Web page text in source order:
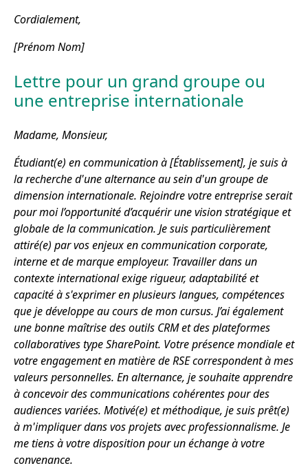
Cordialement,
[Prénom Nom]
Lettre pour un grand groupe ou
une entreprise internationale
Madame, Monsieur,
Étudiant(e) en communication à [Établissement], je suis à
la recherche d'une alternance au sein d'un groupe de
dimension internationale. Rejoindre votre entreprise serait
pour moi l’opportunité d’acquérir une vision stratégique et
globale de la communication. Je suis particulièrement
attiré(e) par vos enjeux en communication corporate,
interne et de marque employeur. Travailler dans un
contexte international exige rigueur, adaptabilité et
capacité à s'exprimer en plusieurs langues, compétences
que je développe au cours de mon cursus. J’ai également
une bonne maîtrise des outils CRM et des plateformes
collaboratives type SharePoint. Votre présence mondiale et
votre engagement en matière de RSE correspondent à mes
valeurs personnelles. En alternance, je souhaite apprendre
à concevoir des communications cohérentes pour des
audiences variées. Motivé(e) et méthodique, je suis prêt(e)
à m'impliquer dans vos projets avec professionnalisme. Je
me tiens à votre disposition pour un échange à votre
convenance.